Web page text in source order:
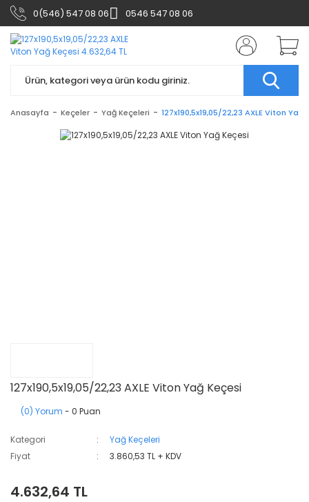
0(546) 547 08 06 0546 547 08 06
Anasayfa Keçeler Yağ Keçeleri 127x190,5x19,05/22,23 AXLE Viton Yağ
127x190,5x19,05/22,23 AXLE Viton Yağ Keçesi
(0) Yorum - 0 Puan
Kategori
Yağ Keçeleri
Fiyat
3.860,53 TL + KDV
4.632,64 TL